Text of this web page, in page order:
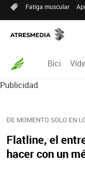
Fatiga muscular
Bici
Publicidad
DE MOMENTO SOLO EN
Flatline, el
hacer con un